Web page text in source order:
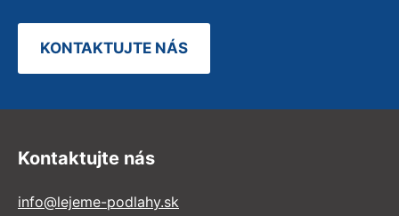
KONTAKTUJTE NÁS
Kontaktujte nás
info@lejeme-podlahy.sk